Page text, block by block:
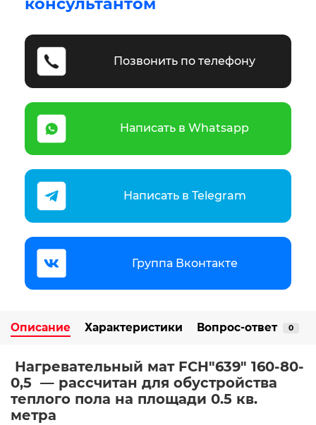
Позвонить по телефону
Написать в Whatsapp
Написать в Telegram
Группа Вконтакте
Описание Характеристики Вопрос-ответ 0
Нагревательный мат FCH"639" 160-80-
0,5 — рассчитан для обустройства
теплого пола на площади 0.5 кв.
метра